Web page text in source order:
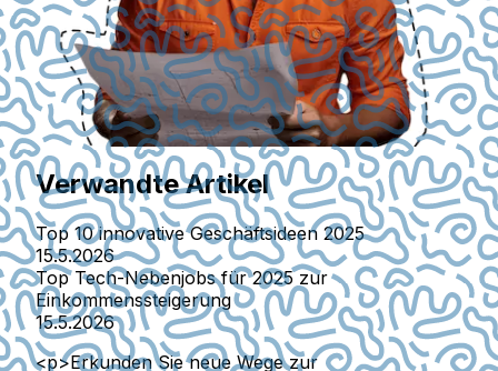
Verwandte Artikel
Top 10 innovative Geschäftsideen 2025
15.5.2026
Top Tech-Nebenjobs für 2025 zur
Einkommenssteigerung
15.5.2026
<p>Erkunden Sie neue Wege zur